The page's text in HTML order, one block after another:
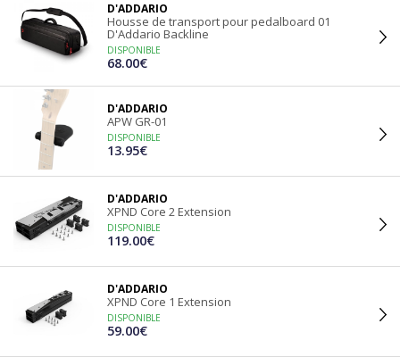
D'ADDARIO
Housse de transport pour pedalboard 01
D'Addario Backline
DISPONIBLE
68.00€
D'ADDARIO
APW GR-01
DISPONIBLE
13.95€
D'ADDARIO
XPND Core 2 Extension
DISPONIBLE
119.00€
D'ADDARIO
XPND Core 1 Extension
DISPONIBLE
59.00€